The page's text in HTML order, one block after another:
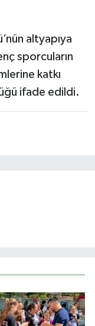
altyapıya
sporcuların
katkı
ifade edildi.